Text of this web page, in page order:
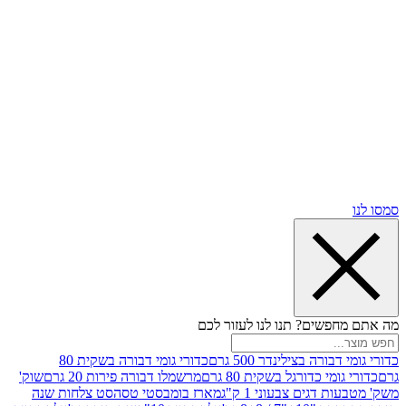
תנו לנו לעזור לכם
בצילינדר 500 גרם
כדורי גומי דבורה בשקית 80
כדורגל בשקית 80 גרם
מרשמלו דבורה פירות 20 גרם
שוק'
צבעוני 1 ק"ג
מארז בומבסטי טסהסט צלחות שנה